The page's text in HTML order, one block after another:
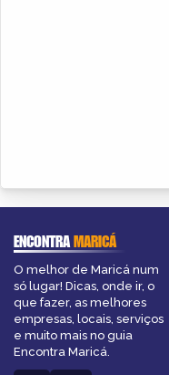
ENCONTRAMARICÁ
O melhor de Maricá num
só lugar! Dicas, onde ir, o
que fazer, as melhores
empresas, locais, serviços
e muito mais no guia
Encontra Maricá.